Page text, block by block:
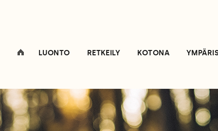
LUONTO RETKEILY KOTONA